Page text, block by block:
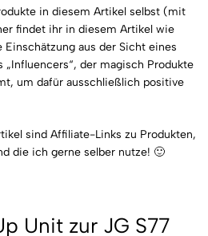
in diesem Artikel selbst (mit
findet ihr in diesem Artikel wie
aus der Sicht eines
der magisch Produkte
um dafür ausschließlich positive
sind Affiliate-Links zu Produkten,
die ich gerne selber nutze! 🙂
Unit zur JG S77